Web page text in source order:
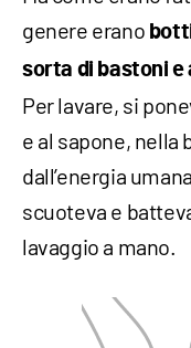
genere erano
sorta di bastoni e
Per lavare, si
e al sapone, nella
dall’energia
scuoteva e
lavaggio a mano.